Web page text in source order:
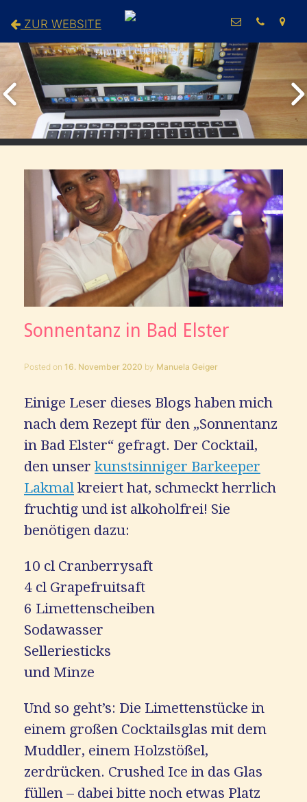
ZUR WEBSITE
Sonnentanz in Bad Elster
Posted on 16. November 2020 by Manuela Geiger
Einige Leser dieses Blogs haben mich
nach dem Rezept für den „Sonnentanz
in Bad Elster“ gefragt. Der Cocktail,
den unser kunstsinniger Barkeeper
Lakmal kreiert hat, schmeckt herrlich
fruchtig und ist alkoholfrei! Sie
benötigen dazu:
10 cl Cranberrysaft
4 cl Grapefruitsaft
6 Limettenscheiben
Sodawasser
Selleriesticks
und Minze
Und so geht’s: Die Limettenstücke in
einem großen Cocktailsglas mit dem
Muddler, einem Holzstößel,
zerdrücken. Crushed Ice in das Glas
füllen – dabei bitte noch etwas Platz